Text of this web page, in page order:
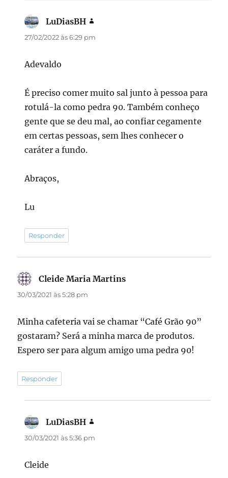
LuDiasBH
27/02/2022 às 6:29 pm
Adevaldo
É preciso comer muito sal junto à pessoa para
rotulá-la como pedra 90. Também conheço
gente que se deu mal, ao confiar cegamente
em certas pessoas, sem lhes conhecer o
caráter a fundo.
Abraços,
Lu
Responder
Cleide Maria Martins
30/03/2021 às 5:28 pm
Minha cafeteria vai se chamar “Café Grão 90”
gostaram? Será a minha marca de produtos.
Espero ser para algum amigo uma pedra 90!
Responder
LuDiasBH
30/03/2021 às 5:36 pm
Cleide